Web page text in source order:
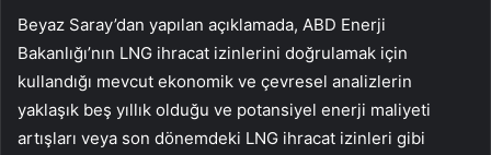
Beyaz Saray’dan yapılan açıklamada, ABD Enerji
Bakanlığı’nın LNG ihracat izinlerini doğrulamak için
kullandığı mevcut ekonomik ve çevresel analizlerin
yaklaşık beş yıllık olduğu ve potansiyel enerji maliyeti
artışları veya son dönemdeki LNG ihracat izinleri gibi